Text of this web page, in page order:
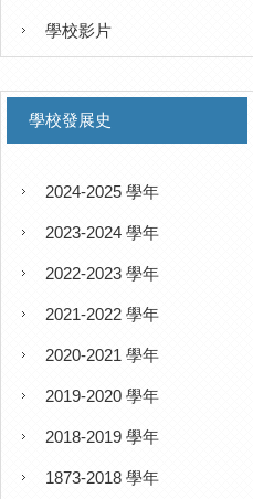
學校影片
學校發展史
2024-2025 學年
2023-2024 學年
2022-2023 學年
2021-2022 學年
2020-2021 學年
2019-2020 學年
2018-2019 學年
1873-2018 學年